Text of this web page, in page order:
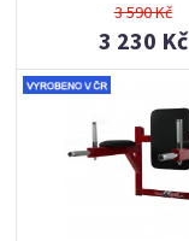
3 590 Kč
3 230 Kč